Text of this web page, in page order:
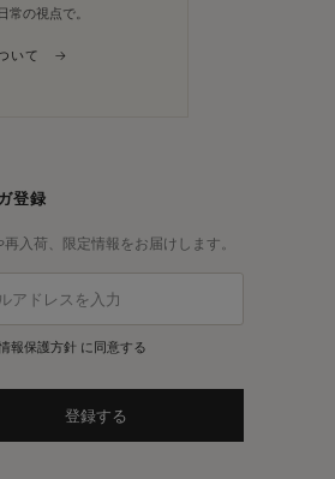
常の視点で。
ついて →
登録
再入荷、限定情報をお届けします。
報保護方針 に同意する
登録する